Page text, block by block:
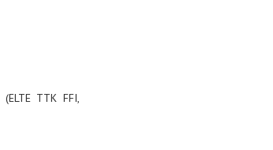
(ELTE TTK FFI,